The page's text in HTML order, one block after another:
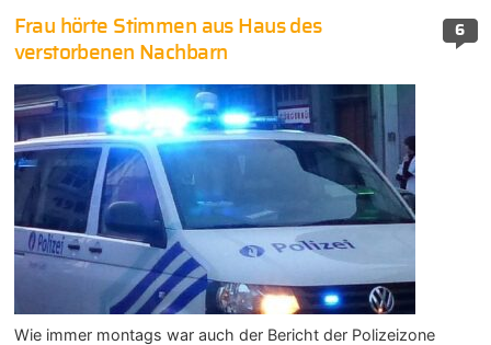
6
Frau hörte Stimmen aus Haus des
verstorbenen Nachbarn
Wie immer montags war auch der Bericht der Polizeizone